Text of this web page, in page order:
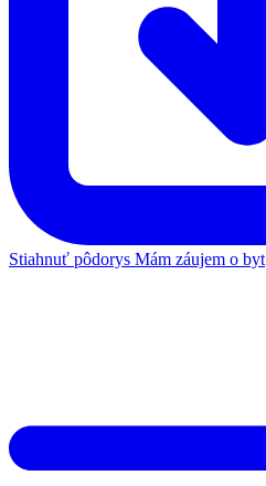
Stiahnuť pôdorys Mám záujem o byt